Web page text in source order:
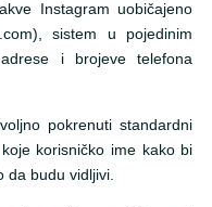
Instagram uobičajeno
sistem u pojedinim
i brojeve telefona
pokrenuti standardni
korisničko ime kako bi
da budu vidljivi.